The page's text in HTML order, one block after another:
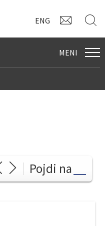
ENG
MENI
Pojdi na